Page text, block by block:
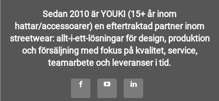
Sedan 2010 är YOUKI (15+ år inom
hattar/accessoarer) en eftertraktad partner inom
streetwear: allt-i-ett-lösningar för design, produktion
och försäljning med fokus på kvalitet, service,
teamarbete och leveranser i tid.